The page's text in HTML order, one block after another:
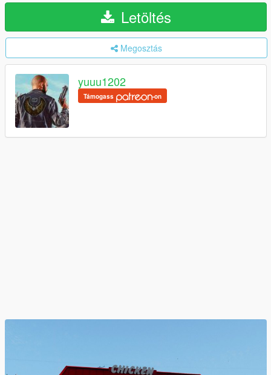
Letöltés
Megosztás
yuuu1202
Támogass -on